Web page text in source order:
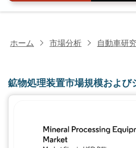
ホーム 市場分析 自動車研究
鉱物処理装置市場規模および